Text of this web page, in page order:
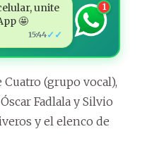
unite
🤩
15:44✓✓
1
(grupo vocal),
Fadlala y Silvio
y el elenco de